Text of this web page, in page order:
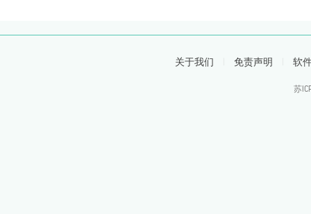
关于我们 免责声明 软
苏